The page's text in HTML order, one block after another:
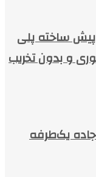
پیش ساخته پلی
و بدون تخریب
جاده یک‌طرفه